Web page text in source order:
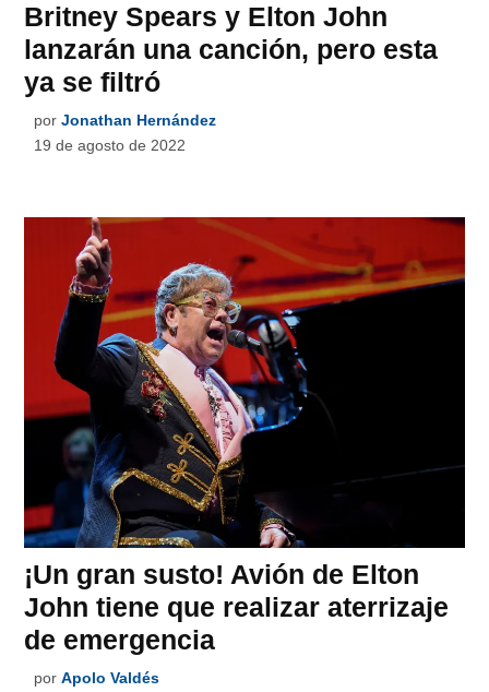
Britney Spears y Elton John
lanzarán una canción, pero esta
ya se filtró
por Jonathan Hernández
19 de agosto de 2022
¡Un gran susto! Avión de Elton
John tiene que realizar aterrizaje
de emergencia
por Apolo Valdés